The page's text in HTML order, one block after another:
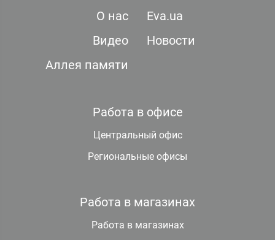
О нас
Eva.ua
Видео
Новости
Аллея памяти
Работа в офисе
Центральный офис
Региональные офисы
Работа в магазинах
Работа в магазинах